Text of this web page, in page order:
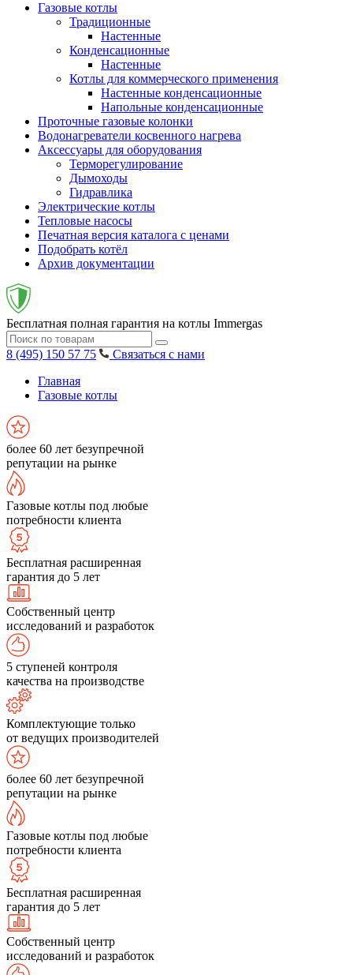
Газовые котлы
Традиционные
Настенные
Конденсационные
Настенные
Котлы для коммерческого применения
Настенные конденсационные
Напольные конденсационные
Проточные газовые колонки
Водонагреватели косвенного нагрева
Аксессуары для оборудования
Терморегулирование
Дымоходы
Гидравлика
Электрические котлы
Тепловые насосы
Печатная версия каталога с ценами
Подобрать котёл
Архив документации
Бесплатная полная гарантия на котлы Immergas
8 (495) 150 57 75
Связаться с нами
Главная
Газовые котлы
более 60 лет безупречной
репутации на рынке
Газовые котлы под любые
потребности клиента
Бесплатная расширенная
гарантия до 5 лет
Собственный центр
исследований и разработок
5 ступеней контроля
качества на производстве
Комплектующие только
от ведущих производителей
более 60 лет безупречной
репутации на рынке
Газовые котлы под любые
потребности клиента
Бесплатная расширенная
гарантия до 5 лет
Собственный центр
исследований и разработок